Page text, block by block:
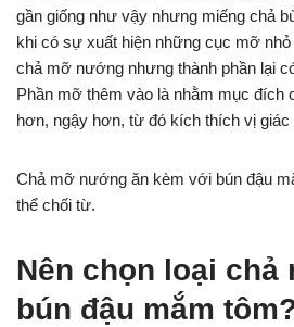
gần giống như vậy nhưng miếng chả
khi có sự xuất hiện những cục mỡ
chả mỡ nướng nhưng thành phần lại
Phần mỡ thêm vào là nhằm mục đích
hơn, ngậy hơn, từ đó kích thích vị giác
Chả mỡ nướng ăn kèm với bún đậu
thể chối từ.
Nên chọn loại chả
bún đậu mắm